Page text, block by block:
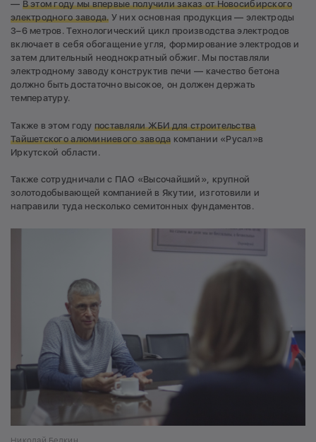
— В этом году мы впервые получили заказ от Новосибирского
электродного завода. У них основная продукция — электроды
3–6 метров. Технологический цикл производства электродов
включает в себя обогащение угля, формирование электродов и
затем длительный неоднократный обжиг. Мы поставляли
электродному заводу конструктив печи — качество бетона
должно быть достаточно высокое, он должен держать
температуру.
Также в этом году поставляли ЖБИ для строительства
Тайшетского алюминиевого завода компании «Русал»в
Иркутской области.
Также сотрудничали с ПАО «Высочайший», крупной
золотодобывающей компанией в Якутии, изготовили и
направили туда несколько семитонных фундаментов.